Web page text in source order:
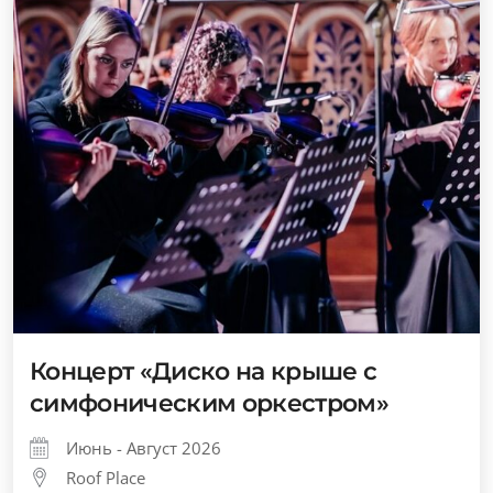
Концерт «Диско на крыше с
симфоническим оркестром»
Июнь - Август 2026
Roof Place